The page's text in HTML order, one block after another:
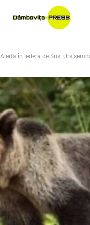
Alertă în Iedera de Sus: Urs semnalat în